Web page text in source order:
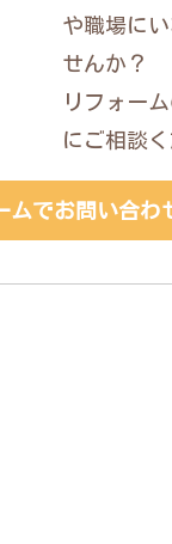
や職場に
せんか？
リフォー
にご相談く
ムでお問い合わ